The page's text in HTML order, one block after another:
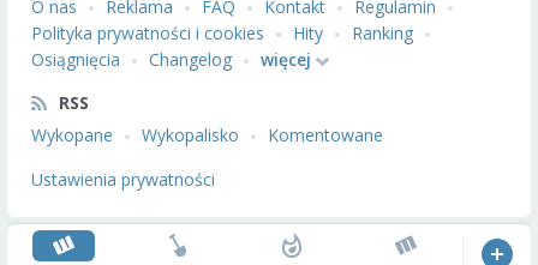
O nas
Reklama FAQ Kontakt
Regulamin
Polityka prywatności i cookies
Hity
Ranking
Osiągnięcia
Changelog
więcej
RSS
Wykopane
Wykopalisko
Komentowane
Ustawienia prywatności